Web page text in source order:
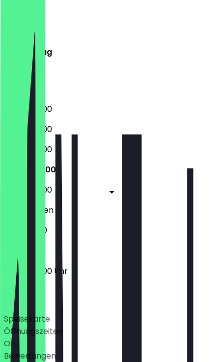
Mittwoch
Donnerstag
Samstag
Sonntag
08:00 - 17:00
08:00 - 17:00
08:00 - 17:00
08:00 - 17:00
08:00 - 17:00
Geschlossen
11:00 - 17:00
08:00 - 17:00 Uhr
Deals
Speisekarte
Öffnungszeiten
Ort
Bewertungen